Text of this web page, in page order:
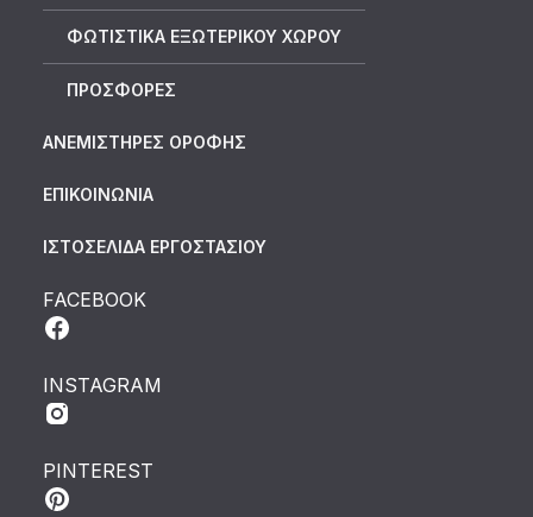
ΦΩΤΙΣΤΙΚΑ ΕΞΩΤΕΡΙΚΟΥ ΧΩΡΟΥ
ΠΡΟΣΦΟΡΕΣ
ΑΝΕΜΙΣΤΗΡΕΣ ΟΡΟΦΗΣ
ΕΠΙΚΟΙΝΩΝΙΑ
ΙΣΤΟΣΕΛΙΔΑ ΕΡΓΟΣΤΑΣΙΟΥ
FACEBOOK
INSTAGRAM
PINTEREST